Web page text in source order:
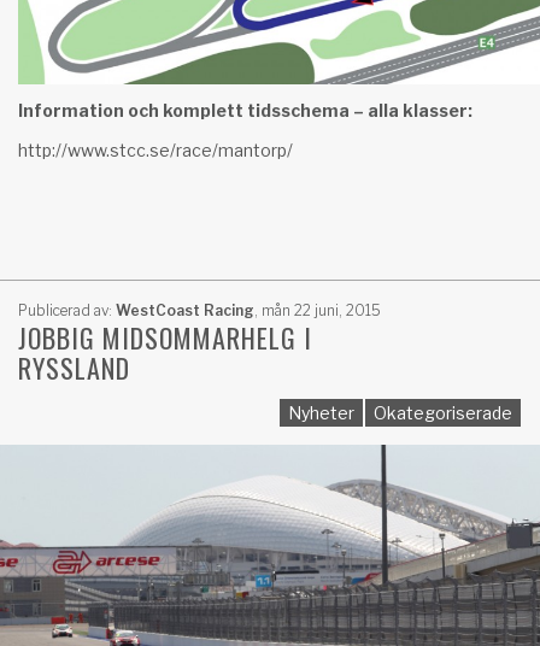
Information och komplett tidsschema – alla klasser:
http://www.stcc.se/race/mantorp/
Publicerad av: WestCoast Racing mån 22 juni, 2015
JOBBIG MIDSOMMARHELG I
RYSSLAND
Nyheter Okategoriserade